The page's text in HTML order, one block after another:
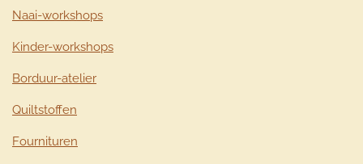
Naai-workshops
Kinder-workshops
Borduur-atelier
Quiltstoffen
Fournituren